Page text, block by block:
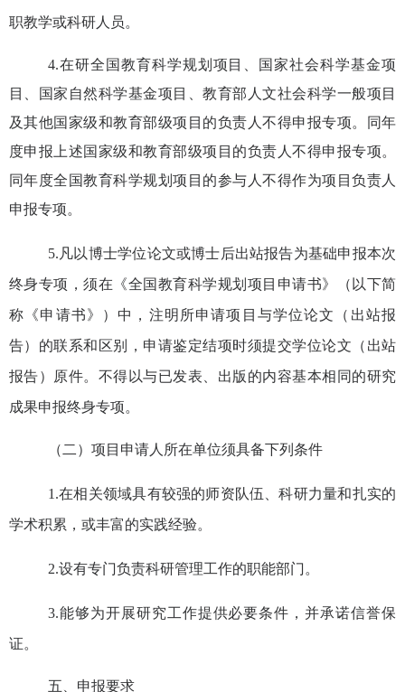
职教学或科研人员。
4.在研全国教育科学规划项目、国家社会科学基金项
目、国家自然科学基金项目、教育部人文社会科学一般项目
及其他国家级和教育部级项目 的负责人不得申报专项。同年
度申报上述国家级和教育部级项目 的负责人不得申报专项。
同年度全国教育科学规划项目的参与人不得作为项目负责人
申报专项。
5. 凡以博士学位论文或博士后出站报告为基础申报本次
终身专项，须在《全国教育科学规划项目申请书》（以下简
称《申请书》）中，注明所申请项目与学位论文（出站报
告）的联系和区别，申请鉴定结项时须提交学位论文（出站
报告）原件。不得以与已发表、 出版的内容基本相同的研究
成果申报终身专项。
（二） 项目 申请人所在单位须具备下列条件
1.在相关领域具有较强的师资队伍、科研力量和扎实的
学术积累，或丰富的实践经验。
2.设有专门负责科研管理工作的职能部门。
3.能够为开展研究工作提供必要条件，并承诺信誉保
证。
五、申报要求